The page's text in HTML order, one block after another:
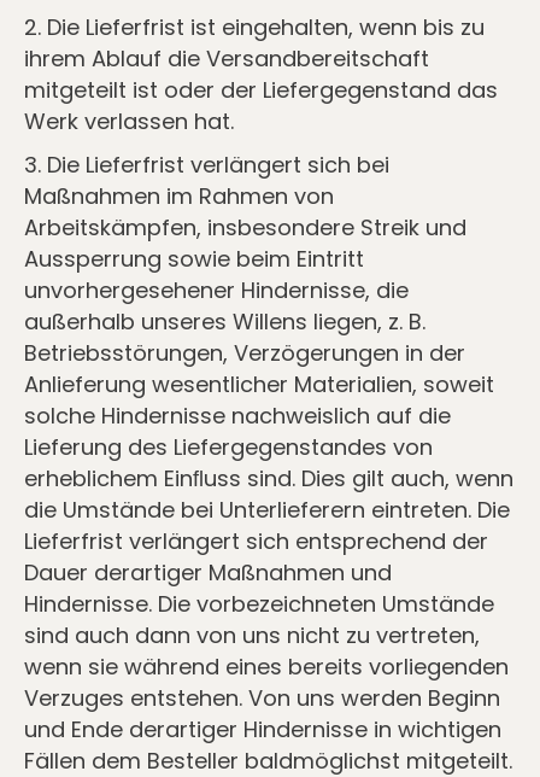
2. Die Lieferfrist ist eingehalten, wenn bis zu
ihrem Ablauf die Versandbereitschaft
mitgeteilt ist oder der Liefergegenstand das
Werk verlassen hat.
3. Die Lieferfrist verlängert sich bei
Maßnahmen im Rahmen von
Arbeitskämpfen, insbesondere Streik und
Aussperrung sowie beim Eintritt
unvorhergesehener Hindernisse, die
außerhalb unseres Willens liegen, z. B.
Betriebsstörungen, Verzögerungen in der
Anlieferung wesentlicher Materialien, soweit
solche Hindernisse nachweislich auf die
Lieferung des Liefergegenstandes von
erheblichem Einﬂuss sind. Dies gilt auch, wenn
die Umstände bei Unterlieferern eintreten. Die
Lieferfrist verlängert sich entsprechend der
Dauer derartiger Maßnahmen und
Hindernisse. Die vorbezeichneten Umstände
sind auch dann von uns nicht zu vertreten,
wenn sie während eines bereits vorliegenden
Verzuges entstehen. Von uns werden Beginn
und Ende derartiger Hindernisse in wichtigen
Fällen dem Besteller baldmöglichst mitgeteilt.